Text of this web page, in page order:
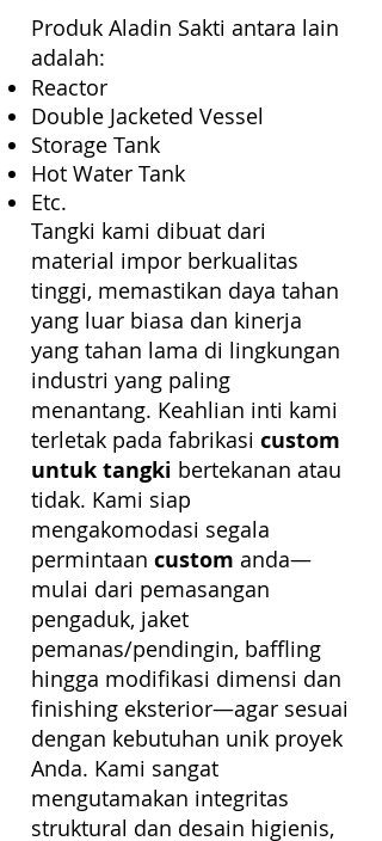
Produk Aladin Sakti antara lain
adalah:
Reactor
Double Jacketed Vessel
Storage Tank
Hot Water Tank
Etc.
Tangki kami dibuat dari
material impor berkualitas
tinggi, memastikan daya tahan
yang luar biasa dan kinerja
yang tahan lama di lingkungan
industri yang paling
menantang. Keahlian inti kami
terletak pada fabrikasi custom
untuk tangki bertekanan atau
tidak. Kami siap
mengakomodasi segala
permintaan custom anda—
mulai dari pemasangan
pengaduk, jaket
pemanas/pendingin, baffling
hingga modifikasi dimensi dan
finishing eksterior—agar sesuai
dengan kebutuhan unik proyek
Anda. Kami sangat
mengutamakan integritas
struktural dan desain higienis,